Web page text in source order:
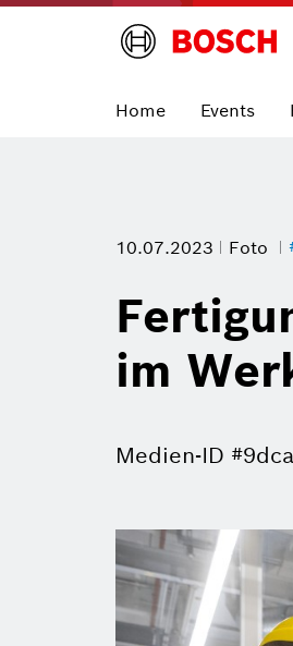
Home Events
10.07.2023 Foto
im
Medien-ID